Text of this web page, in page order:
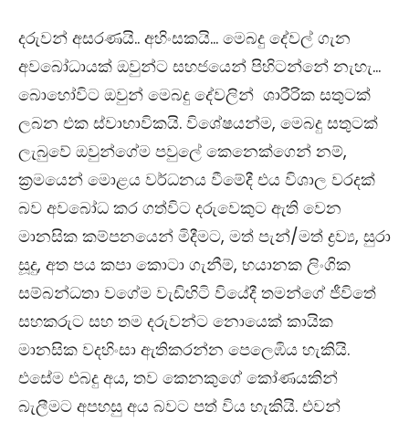
දරුවන් අසරණයි.. අහිංසකයි… මෙබදු දේවල් ගැන
අවබෝධායක් ඔවුන්ට සහජයෙන් පිහිටන්නේ නැහැ…
බොහෝවිට ඔවුන් මෙබදු දේවලින් ශාරීරික සතුටක්
ලබන එක ස්වාභාවිකයි. විශේෂයන්ම, මෙබදු සතුටක්
ලැබුවේ ඔවුන්ගේම පවුලේ කෙනෙක්ගෙන් නම්,
ක්‍රමයෙන් මොළය වර්ධනය වීමේදී එය විශාල වරදක්
බව අවබෝධ කර ගත්විට දරුවෙකුට ඇති වෙන
මානසික කම්පනයෙන් මිදීමට, මත් පැන්/මත් ද්‍රව්‍ය, සුරා
සූදු, අත පය කපා කොටා ගැනීම්, භයානක ලිංගික
සම්බන්ධතා වගේම වැඩිහිටි වියේදී තමන්ගේ ජීවිතේ
සහකරුට සහ තම දරුවන්ට නොයෙක් කායික
මානසික වදහිංසා ඇතිකරන්න පෙලෙඹිය හැකියි.
එසේම එබදු අය, තව කෙනකුගේ කෝණයකින්
බැලීමට අපහසු අය බවට පත් විය හැකියි. එවන්